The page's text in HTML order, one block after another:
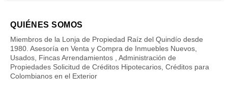
QUIÉNES SOMOS
Miembros de la Lonja de Propiedad Raíz del Quindío desde
1980. Asesoría en Venta y Compra de Inmuebles Nuevos,
Usados, Fincas Arrendamientos , Administración de
Propiedades Solicitud de Créditos Hipotecarios, Créditos para
Colombianos en el Exterior